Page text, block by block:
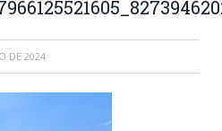
DE 2024